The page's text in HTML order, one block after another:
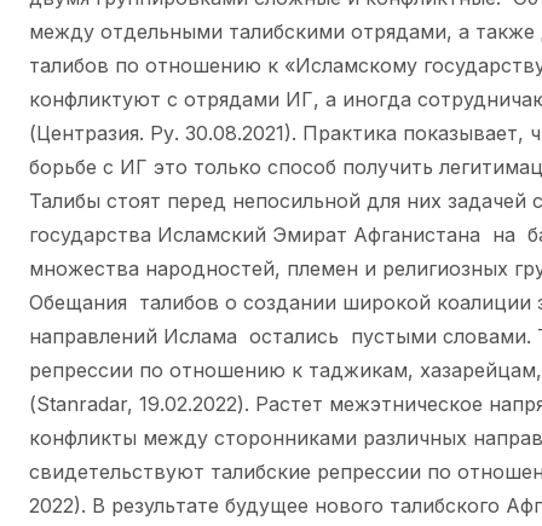
между отдельными талибскими отрядами, а также
талибов по отношению к «Исламскому
конфликтуют с отрядами ИГ, а иногда
(Центразия. Ру. 30.08.2021). Практика показывает,
борьбе с ИГ это только способ получить
Талибы стоят перед непосильной для них задачей
государства Исламский Эмират Афганистана на
множества народностей, племен и религиозных
Обещания талибов о создании широкой коалиции
направлений Ислама остались пустыми словами.
репрессии по отношению к таджикам,
(Stanradar, 19.02.2022). Растет межэтническое
конфликты между сторонниками различных
свидетельствуют талибские репрессии по
2022). В результате будущее нового талибского